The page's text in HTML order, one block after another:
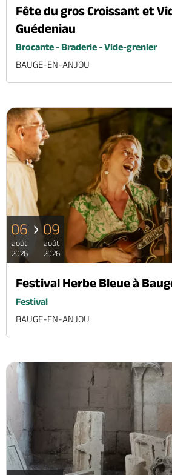
Fête du gros Croissant et
Guédeniau
Brocante - Braderie - Vide-grenier
BAUGE-EN-ANJOU
06
août
2026
09
août
2026
Festival Herbe Bleue à
Festival
BAUGE-EN-ANJOU